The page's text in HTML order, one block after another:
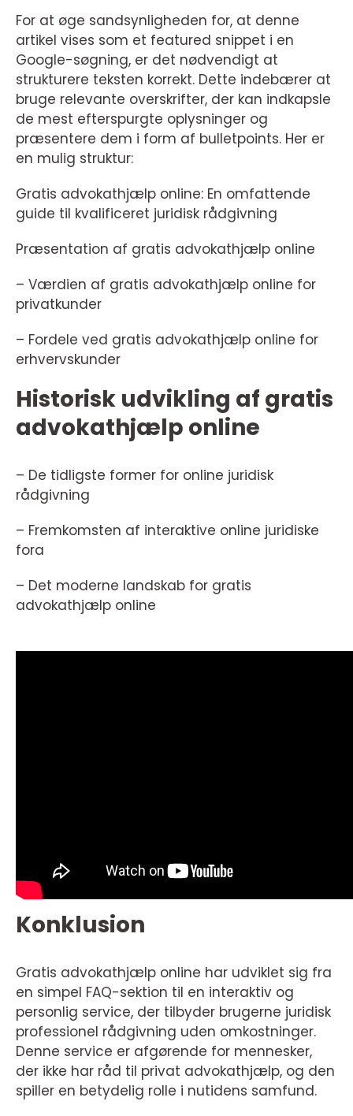
For at øge sandsynligheden for, at denne
artikel vises som et featured snippet i en
Google-søgning, er det nødvendigt at
strukturere teksten korrekt. Dette indebærer at
bruge relevante overskrifter, der kan indkapsle
de mest efterspurgte oplysninger og
præsentere dem i form af bulletpoints. Her er
en mulig struktur:
Gratis advokathjælp online: En omfattende
guide til kvalificeret juridisk rådgivning
Præsentation af gratis advokathjælp online
– Værdien af gratis advokathjælp online for
privatkunder
– Fordele ved gratis advokathjælp online for
erhvervskunder
Historisk udvikling af gratis
advokathjælp online
– De tidligste former for online juridisk
rådgivning
– Fremkomsten af interaktive online juridiske
fora
– Det moderne landskab for gratis
advokathjælp online
Konklusion
Gratis advokathjælp online har udviklet sig fra
en simpel FAQ-sektion til en interaktiv og
personlig service, der tilbyder brugerne juridisk
professionel rådgivning uden omkostninger.
Denne service er afgørende for mennesker,
der ikke har råd til privat advokathjælp, og den
spiller en betydelig rolle i nutidens samfund.